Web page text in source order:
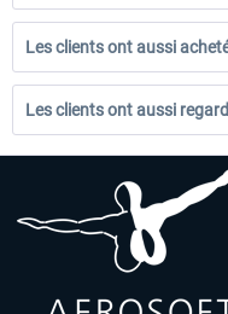
Les clients ont aussi
Les clients ont aussi